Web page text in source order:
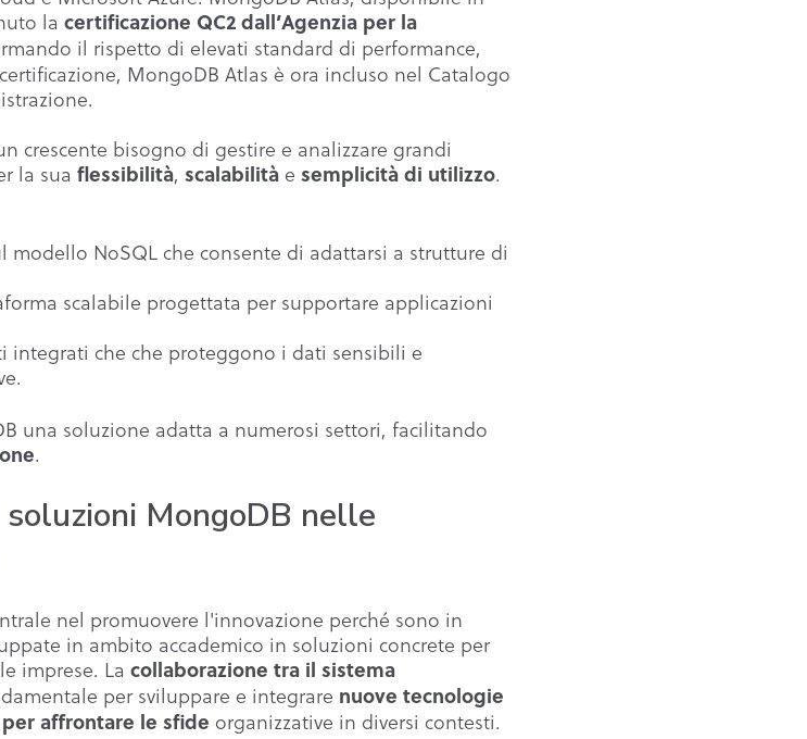
la certificazione QC2 dall’Agenzia per la
il rispetto di elevati standard di performance,
MongoDB Atlas è ora incluso nel Catalogo
crescente bisogno di gestire e analizzare grandi
la sua flessibilità, scalabilità e semplicità di utilizzo.
NoSQL che consente di adattarsi a strutture di
scalabile progettata per supportare applicazioni
integrati che che proteggono i dati sensibili e
una soluzione adatta a numerosi settori, facilitando
.
MongoDB nelle
nel promuovere l'innovazione perché sono in
in ambito accademico in soluzioni concrete per
imprese. La collaborazione tra il sistema
per sviluppare e integrare nuove tecnologie
affrontare le sfide organizzative in diversi contesti.